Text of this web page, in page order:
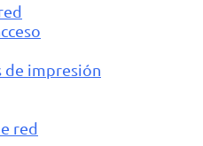
de impresión
red